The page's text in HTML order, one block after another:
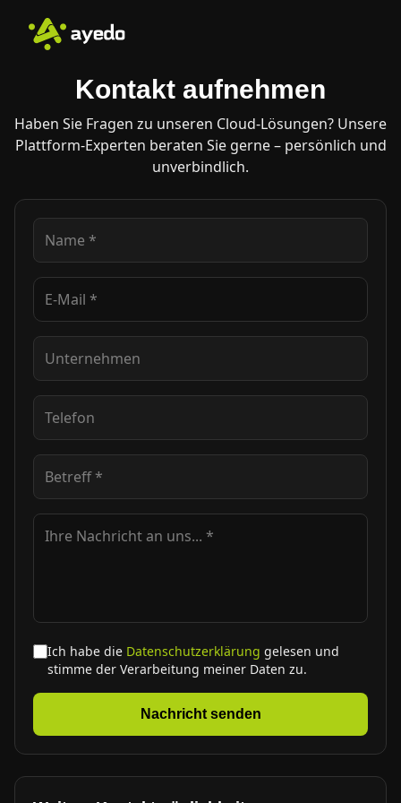
Kontakt aufnehmen
Haben Sie Fragen zu unseren Cloud-Lösungen? Unsere
Plattform-Experten beraten Sie gerne – persönlich und
unverbindlich.
Ich habe die Datenschutzerklärung gelesen und
stimme der Verarbeitung meiner Daten zu.
Nachricht senden